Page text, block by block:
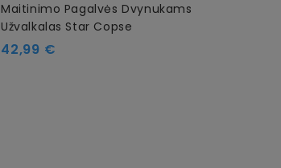
Maitinimo Pagalvės Dvynukams
Užvalkalas Star Copse
Kaina
42,99 €